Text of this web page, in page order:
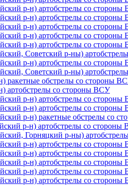
р-н) артобстрелы со
р-н) артобстрелы со
р-н) артобстрелы со
р-н) артобстрелы со
р-н) артобстрелы со
Советский р-ны)
р-н) артобстрелы со
Советский р-ны)
ракетные обстрелы со стороны
артобстрелы со стороны ВСУ
р-н) артобстрелы со
р-н) артобстрелы со
р-н) ракетные обстрелы со
р-н) артобстрелы со стороны
Горняцкий р-ны)
р-н) артобстрелы со
р-н) артобстрелы со
р-н) артобстрелы со
р-н) артобстрелы со
р-н) артобстрелы со